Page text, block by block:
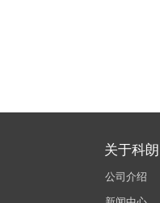
关于科朗
公司介绍